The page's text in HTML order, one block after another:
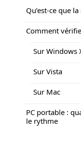
Qu’est-ce que
Comment
Sur Windows
Sur Vista
Sur Mac
PC portable :
le rythme